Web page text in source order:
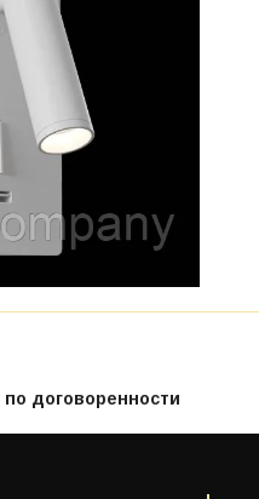
по договоренности